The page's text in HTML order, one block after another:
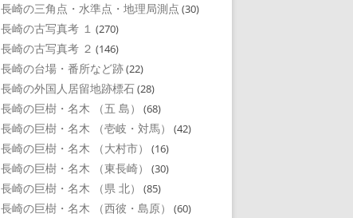
長崎の三角点・水準点・地理局測点 (30)
長崎の古写真考 １ (270)
長崎の古写真考 ２ (146)
長崎の台場・番所など跡(22)
長崎の外国人居留地跡標石(28)
長崎の巨樹・名木 （五 島） (68)
長崎の巨樹・名木 （壱岐・対馬） (42)
長崎の巨樹・名木 （大村市） (16)
長崎の巨樹・名木 （東長崎） (30)
長崎の巨樹・名木 （県 北） (85)
長崎の巨樹・名木 （西彼・島原） (60)